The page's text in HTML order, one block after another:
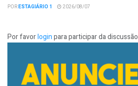
PORESTAGIÁRIO 1 2026/08/07
Por favorloginpara participar da discussão